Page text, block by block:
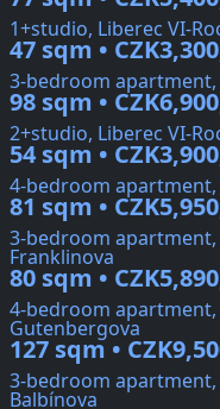
1+studio, Liberec VI-
47 sqm •
3-bedroom
98 sqm •
2+studio, Liberec VI-
54 sqm •
4-bedroom apartment,
81 sqm •
3-bedroom apartment,
Franklinova
80 sqm •
4-bedroom apartment,
Gutenbergova
127 sqm •
3-bedroom apartment,
Balbínova